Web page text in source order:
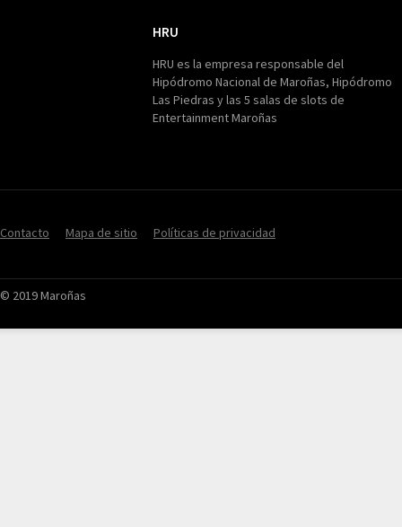
HRU
HRU es la empresa responsable del
Hipódromo Nacional de Maroñas, Hipódromo
Las Piedras y las 5 salas de slots de
Entertainment Maroñas
Contacto Mapa de sitio Políticas de privacidad
© 2019 Maroñas